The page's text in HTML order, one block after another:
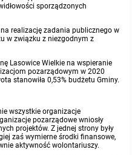
sporządzonych
realizację zadania publicznego w
w związku z niezgodnym z
Lasowice Wielkie na wspieranie
pozarządowym w 2020
stanowiła 0,53% budżetu Gminy.
wszystkie organizacje
pozarządowe wniosły
projektów. Z jednej strony były
zaś wymierne środki finansowe,
aktywność wolontariuszy.